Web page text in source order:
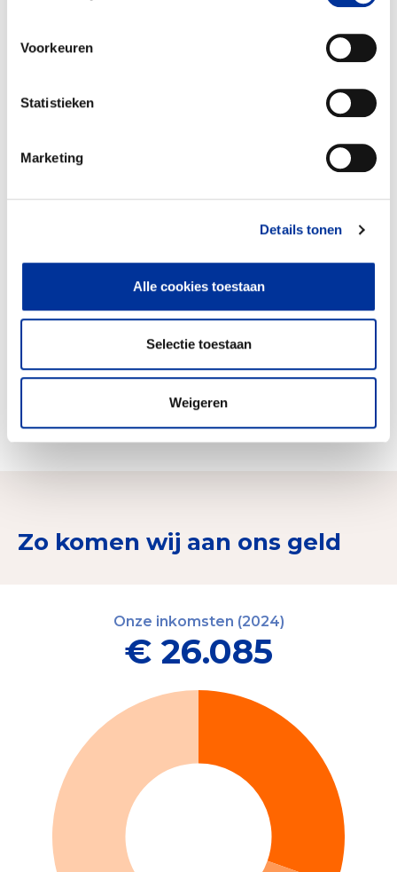
Voorkeuren
Statistieken
Marketing
Details tonen
Alle cookies toestaan
Selectie toestaan
Weigeren
hulpmiddelen transporteren naar Oost-Europa.
- Coaching sessies als we ter plaatse zijn - Delen
van kennisTaalcursussen Engels
plaatse zijn - Delen van kennis als we daar zijn -
Promoten van onderwijs in Engels
Zo komen wij aan ons geld
Onze inkomsten (2024)
€ 26.085